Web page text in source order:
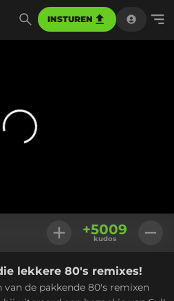
INSTUREN
+5009
kudos
lekkere 80's remixes!
van de pakkende 80's remixen